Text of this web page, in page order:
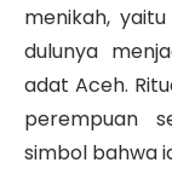
menikah,
dulunya
adat Aceh.
perempuan
simbol bahwa